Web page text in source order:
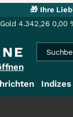
🎁 Ihre
Gold 4.342,26 0,00
Indizes